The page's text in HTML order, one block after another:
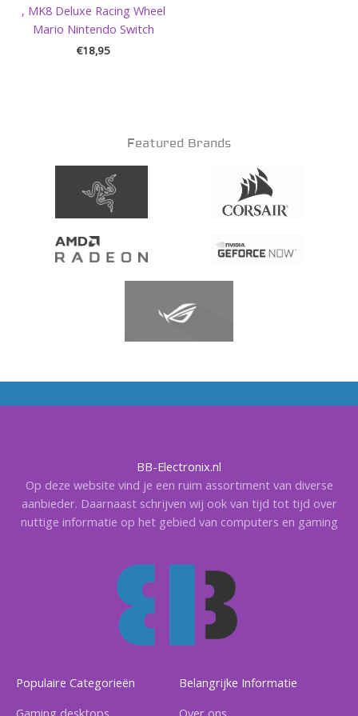
, MK8 Deluxe Racing Wheel
Mario Nintendo Switch
€18,95
Featured Brands
BB-Electronix.nl
Op deze website vind je een ruim assortiment van diverse
aanbieder. Daarnaast schrijven wij ook van tijd tot tijd over
nuttige informatie op het gebied van computers en gaming
Populaire Categorieën
Belangrijke Informatie